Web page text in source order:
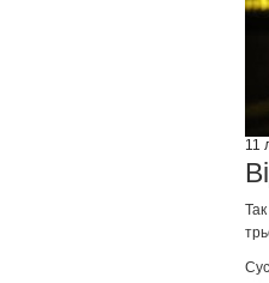
11